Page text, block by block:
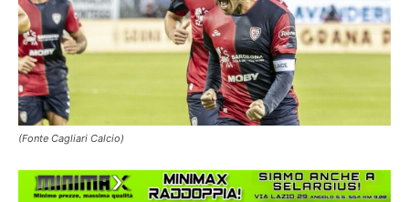
(Fonte Cagliari Calcio)